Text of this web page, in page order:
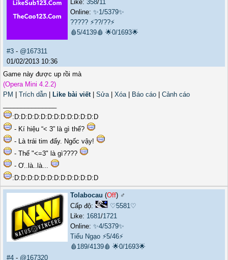
Like: 358/11
Online: ✨1/5379✨
????? ⚡??/??⚡
🩸5/4139🩸 🌟0/1693🌟
#3 - @167311
01/02/2013 10:36
Game này được up rồi mà
(Opera Mini 4.2.2)
PM
Trích dẫn Like bài viết| Sửa| Xóa| Báo cáo
Cảnh cáo
:D:D:D:D:D:D:D:D:D:D:D:D:D
- Kí hiệu “< 3” là gì thế?
- Là trái tim đấy. Ngốc vậy!
- Thế "<=3" là gì????
- Ơ..là..là...
:D:D:D:D:D:D:D:D:D:D:D:D:D
Tolabocau (Off) ♂️
Cấp độ:
♡5581♡
Like: 1681/1721
Online: ✨4/5379✨
Tiếu Ngạo ⚡5/46⚡
🩸189/4139🩸 🌟0/1693🌟
#4 - @167320